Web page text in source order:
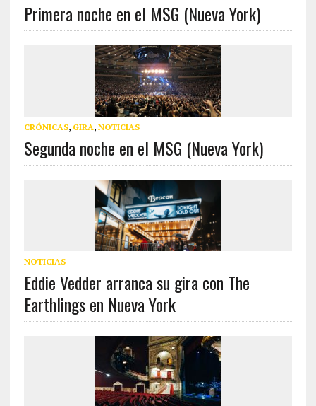
Primera noche en el MSG (Nueva York)
CRÓNICAS, GIRA, NOTICIAS
Segunda noche en el MSG (Nueva York)
NOTICIAS
Eddie Vedder arranca su gira con The
Earthlings en Nueva York